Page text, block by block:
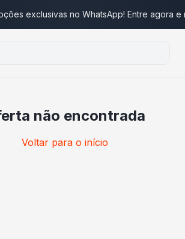
exclusivas no WhatsApp! Entre agora e
não encontrada
Voltar para o início